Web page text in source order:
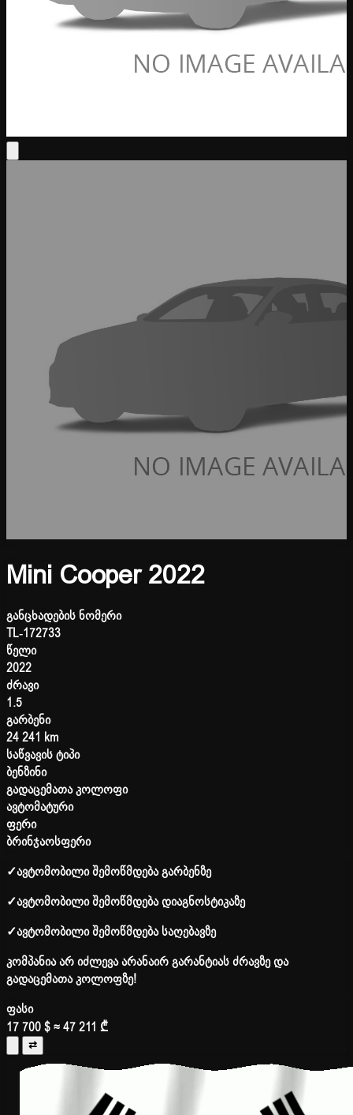
Mini Cooper 2022
განცხადების ნომერი
TL-172733
წელი
2022
ძრავი
1.5
გარბენი
24 241 km
საწვავის ტიპი
ბენზინი
გადაცემათა კოლოფი
ავტომატური
ფერი
ბრინჯაოსფერი
✓ავტომობილი შემოწმდება გარბენზე
✓ავტომობილი შემოწმდება დიაგნოსტიკაზე
✓ავტომობილი შემოწმდება საღებავზე
კომპანია არ იძლევა არანაირ გარანტიას ძრავზე და
გადაცემათა კოლოფზე!
ფასი
17 700 $≈ 47 211 ₾
⇄